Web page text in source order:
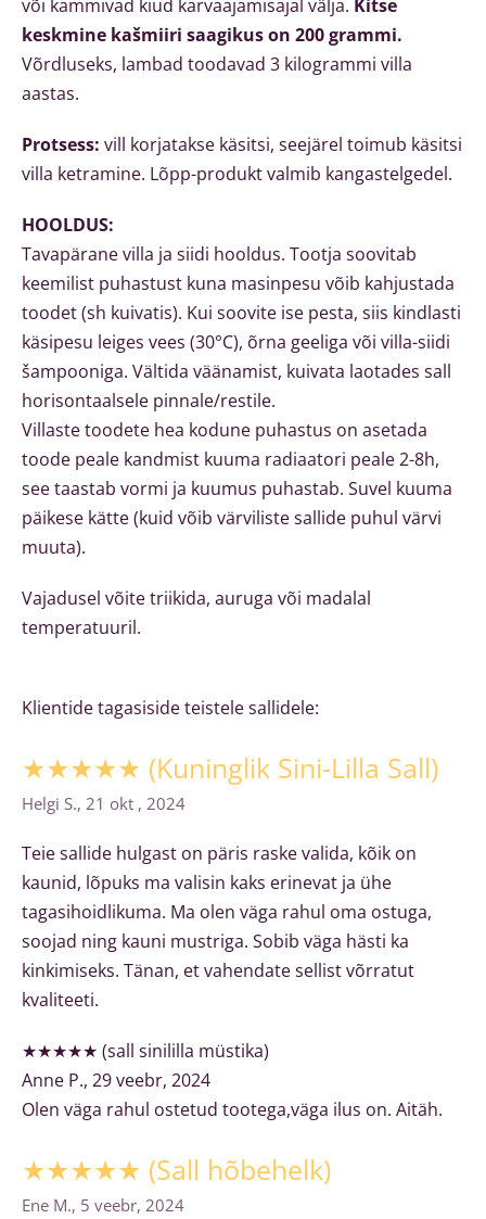
või kammivad kiud karvaajamisajal välja. Kitse
keskmine kašmiiri saagikus on 200 grammi.
Võrdluseks, lambad toodavad 3 kilogrammi villa
aastas.
Protsess: vill korjatakse käsitsi, seejärel toimub käsitsi
villa ketramine. Lõpp-produkt valmib kangastelgedel.
HOOLDUS:
Tavapärane villa ja siidi hooldus. Tootja soovitab
keemilist puhastust kuna masinpesu võib kahjustada
toodet (sh kuivatis). Kui soovite ise pesta, siis kindlasti
käsipesu leiges vees (30°C), õrna geeliga või villa-siidi
šampooniga. Vältida väänamist, kuivata laotades sall
horisontaalsele pinnale/restile.
Villaste toodete hea kodune puhastus on asetada
toode peale kandmist kuuma radiaatori peale 2-8h,
see taastab vormi ja kuumus puhastab. Suvel kuuma
päikese kätte (kuid võib värviliste sallide puhul värvi
muuta).
Vajadusel võite triikida, auruga või madalal
temperatuuril.
Klientide tagasiside teistele sallidele:
★★★★★ (Kuninglik Sini-Lilla Sall)
Helgi S., 21 okt , 2024
Teie sallide hulgast on päris raske valida, kõik on
kaunid, lõpuks ma valisin kaks erinevat ja ühe
tagasihoidlikuma. Ma olen väga rahul oma ostuga,
soojad ning kauni mustriga. Sobib väga hästi ka
kinkimiseks. Tänan, et vahendate sellist võrratut
kvaliteeti.
★★★★★ (sall sinililla müstika)
Anne P., 29 veebr, 2024
Olen väga rahul ostetud tootega,väga ilus on. Aitäh.
★★★★★ (Sall hõbehelk)
Ene M., 5 veebr, 2024